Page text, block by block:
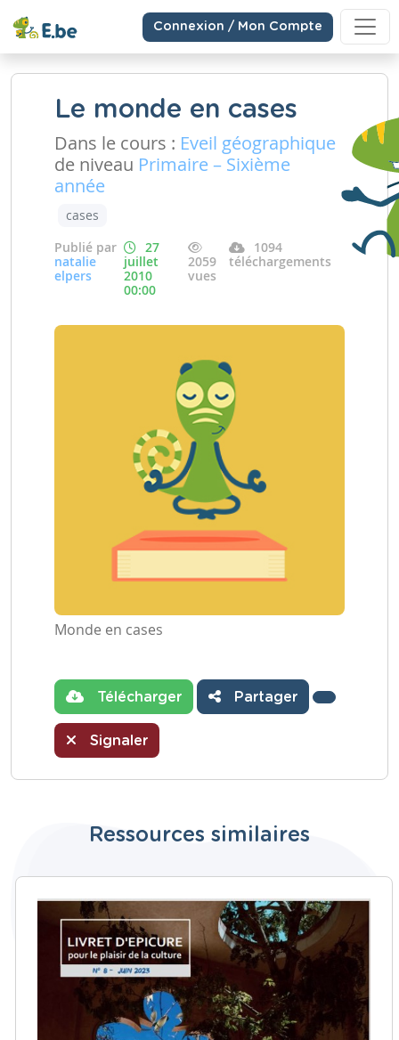
Connexion / Mon Compte
Le monde en cases
Dans le cours : Eveil géographique
de niveau Primaire – Sixième
année
cases
Publié par
natalie
elpers
27
juillet
2010
00:00
2059
vues
1094
téléchargements
Monde en cases
Télécharger Partager
Signaler
Ressources similaires